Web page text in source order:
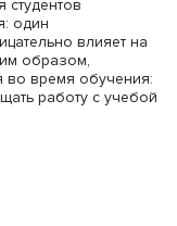
вуза.
в более
—
все чаще
отличаются
со